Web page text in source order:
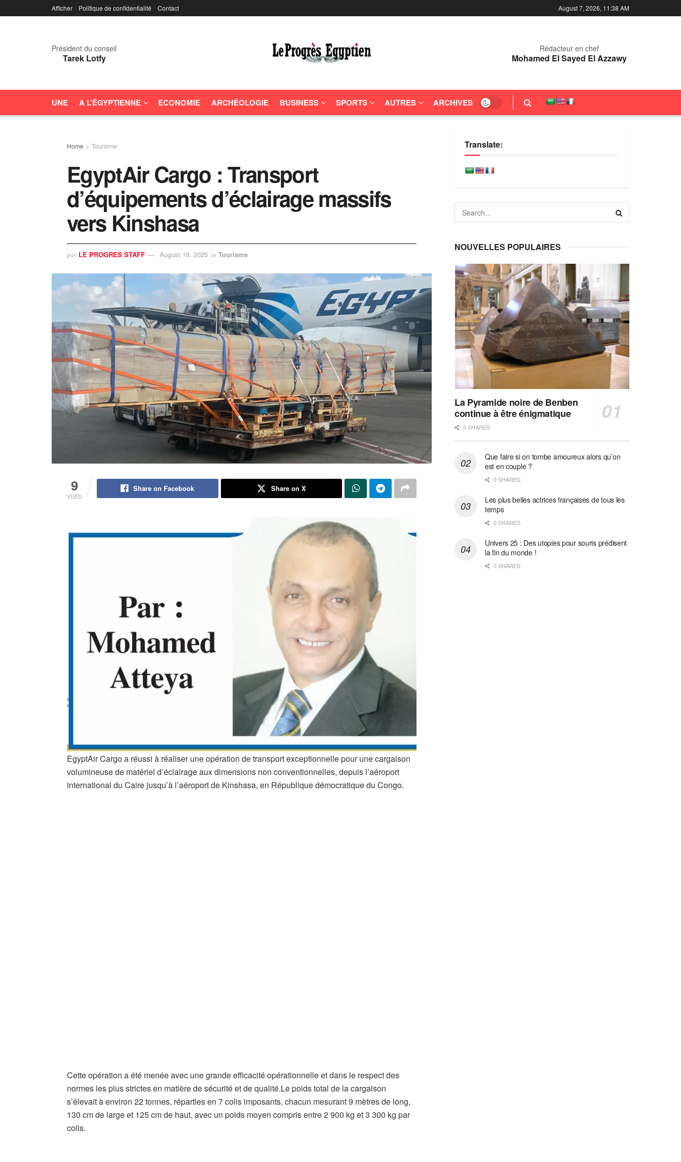
Afficher Politique de confidentialité Contact August 7, 2026, 11:38 AM
Président du conseil
Tarek Lotfy
Rédacteur en chef
Mohamed El Sayed El Azzawy
UNE A L’ÉGYPTIENNE ECONOMIE ARCHÉOLOGIE BUSINESS SPORTS AUTRES ARCHIVES
Home Tourisme
EgyptAir Cargo : Transport
d’équipements d’éclairage massifs
vers Kinshasa
par LE PROGRES STAFF August 16, 2025 in Tourisme
9
VUES
Share on Facebook Share on X
EgyptAir Cargo a réussi à réaliser une opération de transport exceptionnelle pour une cargaison
volumineuse de matériel d’éclairage aux dimensions non conventionnelles, depuis l’aéroport
international du Caire jusqu’à l’aéroport de Kinshasa, en République démocratique du Congo.
Cette opération a été menée avec une grande efficacité opérationnelle et dans le respect des
normes les plus strictes en matière de sécurité et de qualité.Le poids total de la cargaison
s’élevait à environ 22 tonnes, réparties en 7 colis imposants, chacun mesurant 9 mètres de long,
130 cm de large et 125 cm de haut, avec un poids moyen compris entre 2 900 kg et 3 300 kg par
colis.
Translate:
NOUVELLES POPULAIRES
La Pyramide noire de Benben
continue à être énigmatique
0 SHARES
Que faire si on tombe amoureux alors qu’on
est en couple ?
0 SHARES
Les plus belles actrices françaises de tous les
temps
0 SHARES
Univers 25 : Des utopies pour souris prédisent
la fin du monde !
0 SHARES